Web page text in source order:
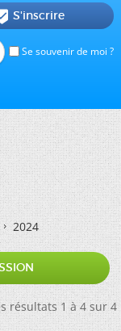
Se souvenir de moi ?
S'inscrire
2024
résultats 1 à 4 sur 4